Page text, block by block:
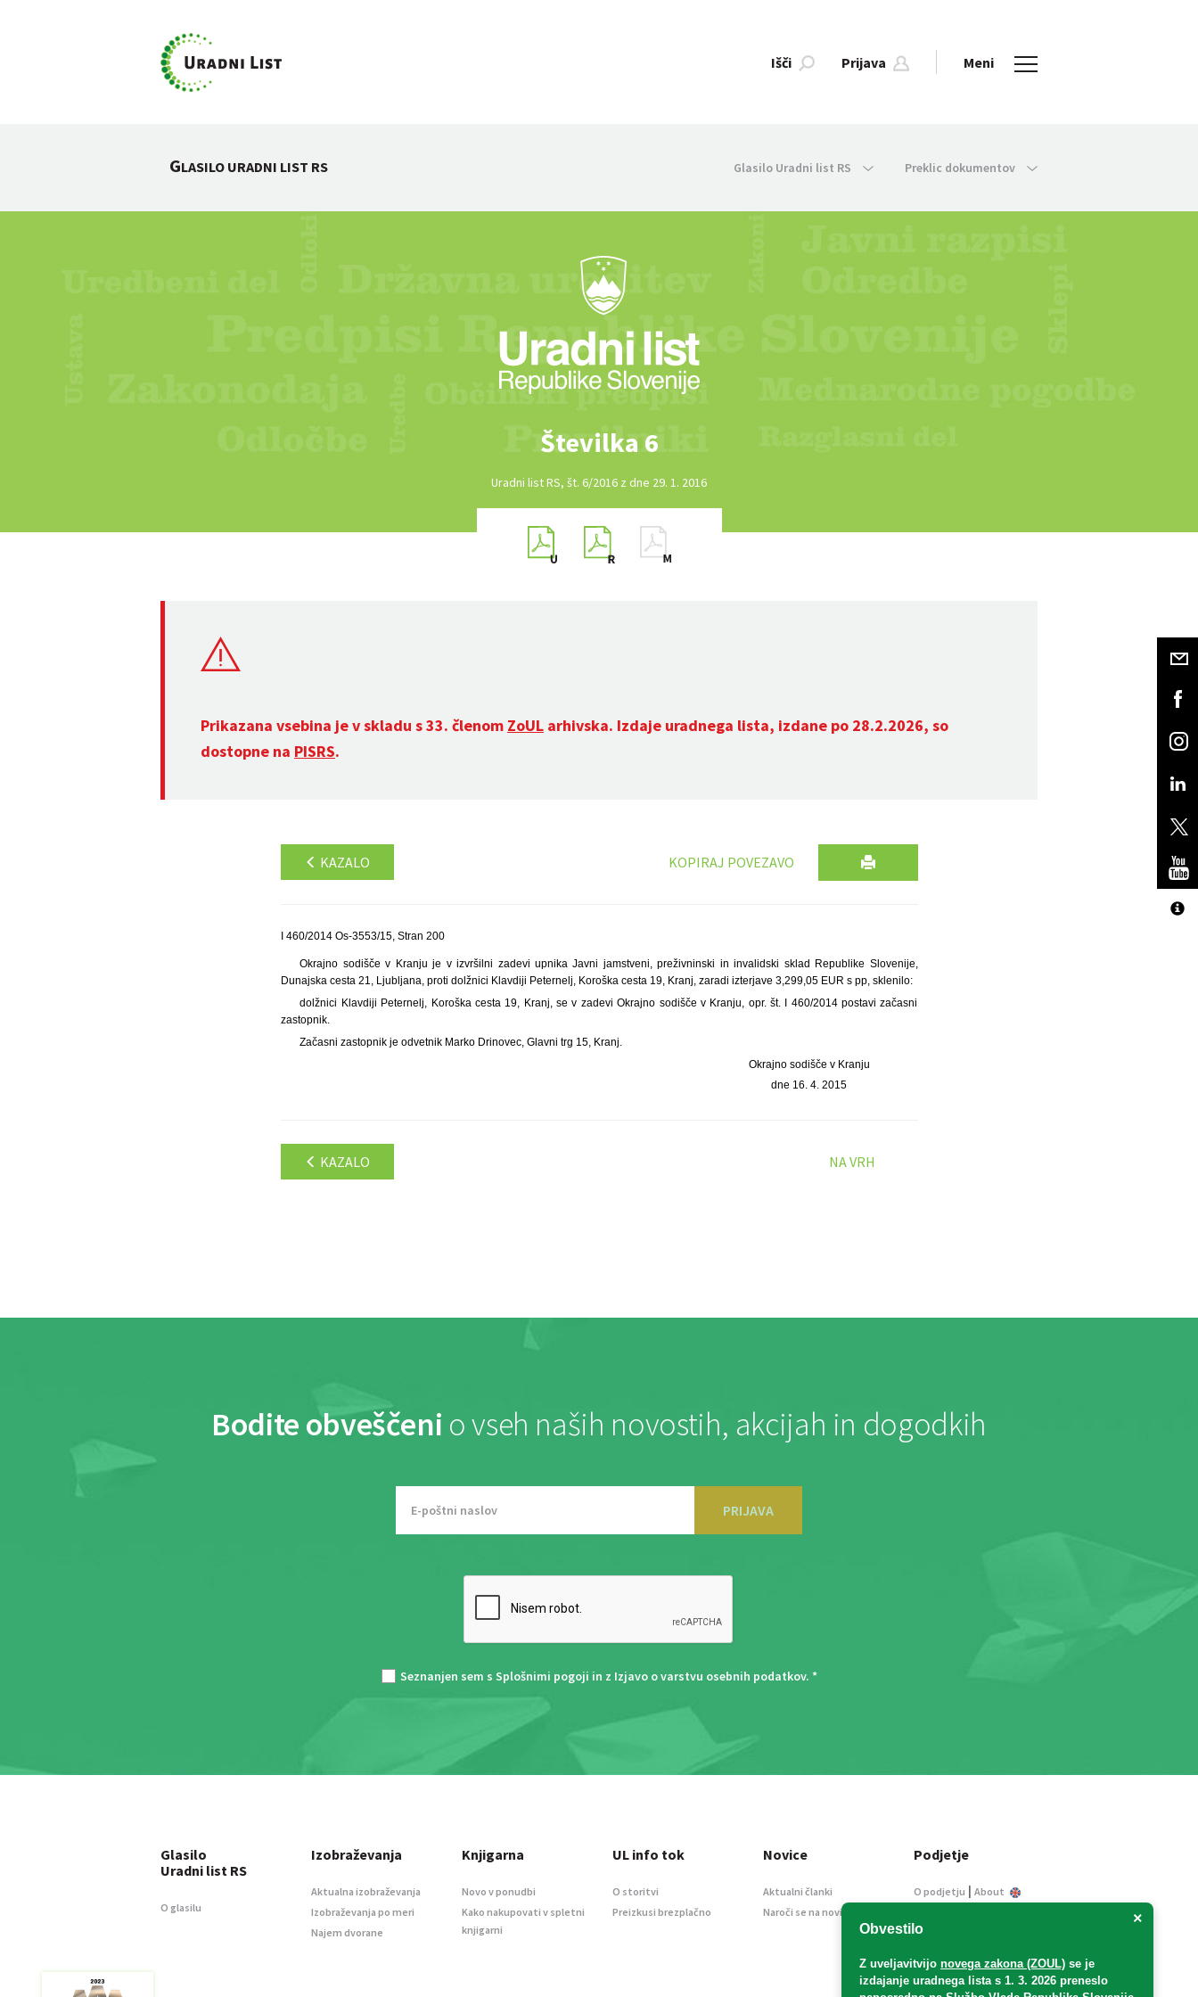
Išči Prijava Meni
GLASILO URADNI LIST RS Glasilo Uradni list RS Preklic dokumentov
Številka 6
Uradni list RS, št. 6/2016 z dne 29. 1. 2016
Prikazana vsebina je v skladu s 33. členom ZoUL arhivska. Izdaje uradnega lista, izdane po 28.2.2026, so
dostopne na PISRS.
KAZALO KOPIRAJ POVEZAVO
I 460/2014 Os-3553/15, Stran 200
Okrajno sodišče v Kranju je v izvršilni zadevi upnika Javni jamstveni, preživninski in invalidski sklad Republike Slovenije,
Dunajska cesta 21, Ljubljana, proti dolžnici Klavdiji Peternelj, Koroška cesta 19, Kranj, zaradi izterjave 3,299,05 EUR s pp, sklenilo:
dolžnici Klavdiji Peternelj, Koroška cesta 19, Kranj, se v zadevi Okrajno sodišče v Kranju, opr. št. I 460/2014 postavi začasni
zastopnik.
Začasni zastopnik je odvetnik Marko Drinovec, Glavni trg 15, Kranj.
Okrajno sodišče v Kranju
dne 16. 4. 2015
KAZALO NA VRH
Bodite obveščeni o vseh naših novostih, akcijah in dogodkih
PRIJAVA
Seznanjen sem s Splošnimi pogoji in z Izjavo o varstvu osebnih podatkov. *
×
Obvestilo
Z uveljavitvijo novega zakona (ZOUL) se je
izdajanje uradnega lista s 1. 3. 2026 preneslo
Glasilo
Uradni list RS
O glasilu
Izobraževanja
Aktualna izobraževanja
Izobraževanja po meri
Najem dvorane
Knjigarna
Novo v ponudbi
Kako nakupovati v spletni
knjigarni
UL info tok
O storitvi
Preizkusi brezplačno
Novice
Aktualni članki
Naroči se na novice
Podjetje
O podjetju | About
Informacije javnega
Oglaševanje
Splošni pogoji